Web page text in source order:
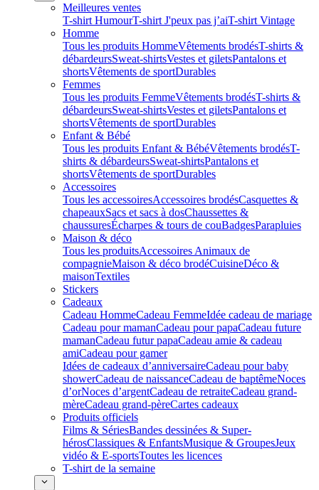
Meilleures ventes
T-shirt HumourT-shirt J'peux pas j’aiT-shirt Vintage
Homme
Tous les produits HommeVêtements brodésT-shirts &
débardeursSweat-shirtsVestes et giletsPantalons et
shortsVêtements de sportDurables
Femmes
Tous les produits FemmeVêtements brodésT-shirts &
débardeursSweat-shirtsVestes et giletsPantalons et
shortsVêtements de sportDurables
Enfant & Bébé
Tous les produits Enfant & BébéVêtements brodésT-
shirts & débardeursSweat-shirtsPantalons et
shortsVêtements de sportDurables
Accessoires
Tous les accessoiresAccessoires brodésCasquettes &
chapeauxSacs et sacs à dosChaussettes &
chaussuresÉcharpes & tours de couBadgesParapluies
Maison & déco
Tous les produitsAccessoires Animaux de
compagnieMaison & déco brodéCuisineDéco &
maisonTextiles
Stickers
Cadeaux
Cadeau HommeCadeau FemmeIdée cadeau de mariage​
Cadeau pour mamanCadeau pour papaCadeau future
mamanCadeau futur papaCadeau amie & cadeau
amiCadeau pour gamer
Idées de cadeaux d’anniversaireCadeau pour baby
showerCadeau de naissanceCadeau de baptêmeNoces
d’orNoces d’argentCadeau de retraiteCadeau grand-
mèreCadeau grand-pèreCartes cadeaux
Produits officiels
Films & SériesBandes dessinées & Super-
hérosClassiques & EnfantsMusique & GroupesJeux
vidéo & E-sportsToutes les licences
T-shirt de la semaine